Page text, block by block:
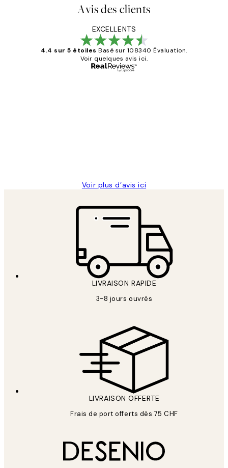
Avis des clients
EXCELLENTS
4.4 sur 5 étoiles Basé sur 108340 Évaluation.
Voir quelques avis ici.
Voir plus d’avis ici
LIVRAISON RAPIDE
3-8 jours ouvrés
LIVRAISON OFFERTE
Frais de port offerts dès 75 CHF